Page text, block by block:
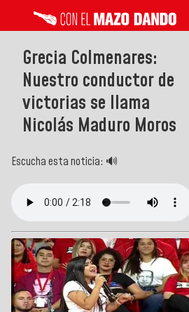
Grecia Colmenares:
Nuestro conductor de
victorias se llama
Nicolás Maduro Moros
Escucha esta noticia: 🔊